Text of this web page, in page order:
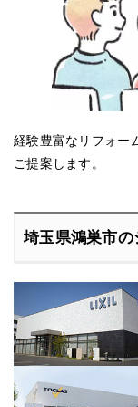
経験豊富なリフォー
ご提案します。
埼玉県鴻巣市の